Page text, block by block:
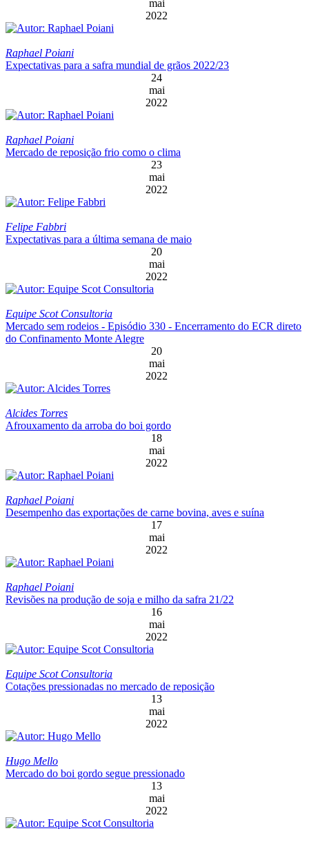
mai
2022
Raphael Poiani
Expectativas para a safra mundial de grãos 2022/23
24
mai
2022
Raphael Poiani
Mercado de reposição frio como o clima
23
mai
2022
Felipe Fabbri
Expectativas para a última semana de maio
20
mai
2022
Equipe Scot Consultoria
Mercado sem rodeios - Episódio 330 - Encerramento do ECR direto
do Confinamento Monte Alegre
20
mai
2022
Alcides Torres
Afrouxamento da arroba do boi gordo
18
mai
2022
Raphael Poiani
Desempenho das exportações de carne bovina, aves e suína
17
mai
2022
Raphael Poiani
Revisões na produção de soja e milho da safra 21/22
16
mai
2022
Equipe Scot Consultoria
Cotações pressionadas no mercado de reposição
13
mai
2022
Hugo Mello
Mercado do boi gordo segue pressionado
13
mai
2022